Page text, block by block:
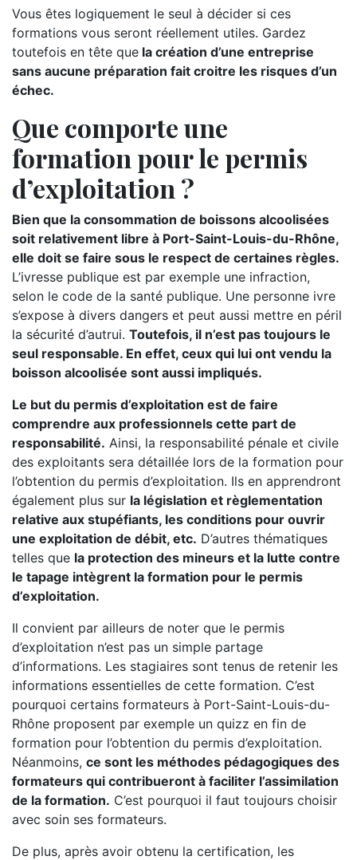
Vous êtes logiquement le seul à décider si ces
formations vous seront réellement utiles. Gardez
toutefois en tête que la création d’une entreprise
sans aucune préparation fait croitre les risques d’un
échec.
Que comporte une
formation pour le permis
d’exploitation ?
Bien que la consommation de boissons alcoolisées
soit relativement libre à Port-Saint-Louis-du-Rhône,
elle doit se faire sous le respect de certaines règles.
L’ivresse publique est par exemple une infraction,
selon le code de la santé publique. Une personne ivre
s’expose à divers dangers et peut aussi mettre en péril
la sécurité d’autrui. Toutefois, il n’est pas toujours le
seul responsable. En effet, ceux qui lui ont vendu la
boisson alcoolisée sont aussi impliqués.
Le but du permis d’exploitation est de faire
comprendre aux professionnels cette part de
responsabilité. Ainsi, la responsabilité pénale et civile
des exploitants sera détaillée lors de la formation pour
l’obtention du permis d’exploitation. Ils en apprendront
également plus sur la législation et règlementation
relative aux stupéfiants, les conditions pour ouvrir
une exploitation de débit, etc. D’autres thématiques
telles que la protection des mineurs et la lutte contre
le tapage intègrent la formation pour le permis
d’exploitation.
Il convient par ailleurs de noter que le permis
d’exploitation n’est pas un simple partage
d’informations. Les stagiaires sont tenus de retenir les
informations essentielles de cette formation. C’est
pourquoi certains formateurs à Port-Saint-Louis-du-
Rhône proposent par exemple un quizz en fin de
formation pour l’obtention du permis d’exploitation.
Néanmoins, ce sont les méthodes pédagogiques des
formateurs qui contribueront à faciliter l’assimilation
de la formation. C’est pourquoi il faut toujours choisir
avec soin ses formateurs.
De plus, après avoir obtenu la certification, les